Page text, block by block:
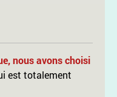
nous avons choisi
est totalement